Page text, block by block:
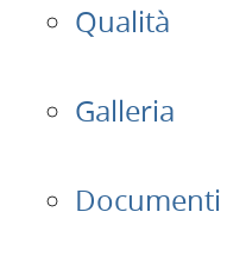
Qualità
Galleria
Documenti